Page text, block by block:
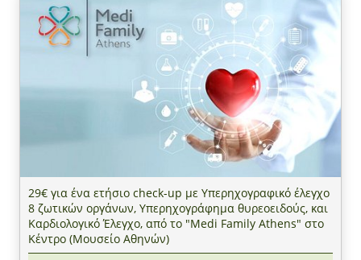
29€ για ένα ετήσιο check-up με Υπερηχογραφικό έλεγχο
8 ζωτικών οργάνων, Υπερηχογράφημα θυρεοειδούς, και
Καρδιολογικό Έλεγχο, από το "Medi Family Athens" στο
Κέντρο (Μουσείο Αθηνών)